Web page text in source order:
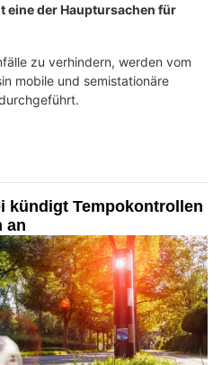
eine der Hauptursachen für
zu verhindern, werden vom
mobile und semistationäre
kündigt Tempokontrollen
an